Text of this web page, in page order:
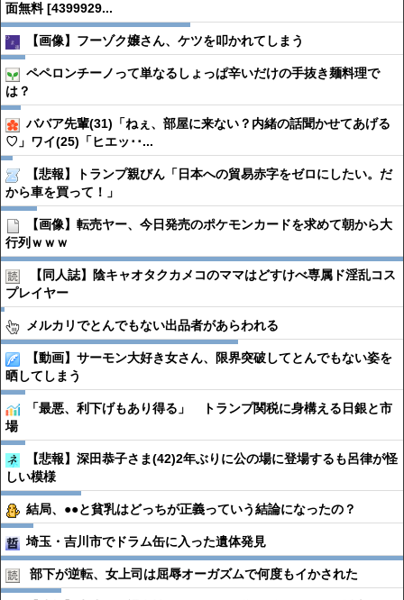
面無料 [4399929...
【画像】フーゾク嬢さん、ケツを叩かれてしまう
ペペロンチーノって単なるしょっぱ辛いだけの手抜き麺料理で
は？
ババア先輩(31)「ねぇ、部屋に来ない？内緒の話聞かせてあげる
♡」ワイ(25)「ヒエッ･･...
【悲報】トランプ親びん「日本への貿易赤字をゼロにしたい。だ
から車を買って！」
【画像】転売ヤー、今日発売のポケモンカードを求めて朝から大
行列ｗｗｗ
【同人誌】陰キャオタクカメコのママはどすけべ専属ド淫乱コス
プレイヤー
メルカリでとんでもない出品者があらわれる
【動画】サーモン大好き女さん、限界突破してとんでもない姿を
晒してしまう
「最悪、利下げもあり得る」 トランプ関税に身構える日銀と市
場
【悲報】深田恭子さま(42)2年ぶりに公の場に登場するも呂律が怪
しい模様
結局、●●と貧乳はどっちが正義っていう結論になったの？
埼玉・吉川市でドラム缶に入った遺体発見
部下が逆転、女上司は屈辱オーガズムで何度もイかされた